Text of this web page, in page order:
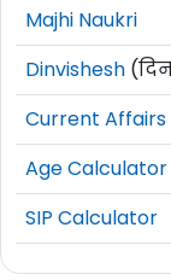
Majhi Naukri
Dinvishesh
Current
Age Calculator
SIP Calculator